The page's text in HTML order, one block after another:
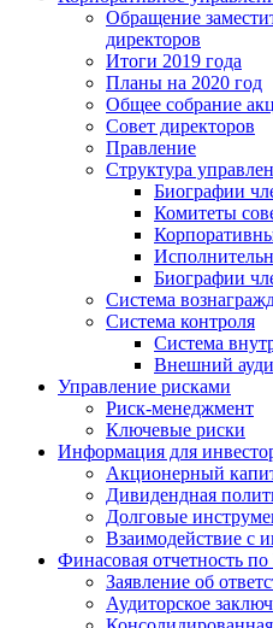
Обращение
директоров
Итоги 2019 года
Планы на 2020 год
Общее собрание
Совет директоров
Правление
Структура
Биографии
Комитеты
Биографии
Система
Система контроля
Система
Внешний
Управление рисками
Риск-менеджмент
Ключевые риски
Информация для
Акционерный
Дивидендная
Долговые
Взаимодействие с
Финасовая отчетность
Заявление об
Аудиторское